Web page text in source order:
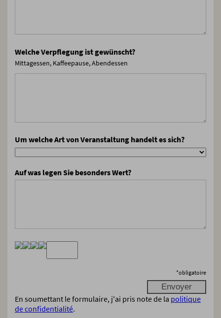
Welche Verpflegung ist gewünscht?
Mittagessen, Kaffeepause, Abendessen
Um welche Art von Veranstaltung handelt es sich?
Auf was legen Sie besonders Wert?
*obligatoire
En soumettant le formulaire, j'ai pris note de la politique
de confidentialité.